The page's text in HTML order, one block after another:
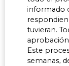
informado
tuvieran.
Este
semanas,